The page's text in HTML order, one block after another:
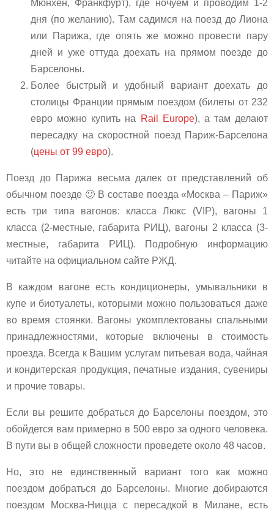
Мюнхен, Франкфурт), где ночуем и проводим 1-2
дня (по желанию). Там садимся на поезд до Лиона
или Парижа, где опять же можно провести пару
дней и уже оттуда доехать на прямом поезде до
Барселоны.
Более быстрый и удобный вариант доехать до
столицы Франции прямым поездом (билеты от 232
евро можно купить на
Rail Europe), а там делают
пересадку на скоростной поезд Париж-Барселона
(цены от 99 евро).
Поезд до Парижа весьма далек от представлений об
обычном поезде 🙂 В составе поезда «Москва – Париж»
есть три типа вагонов: класса Люкс (VIP), вагоны 1
класса (2-местные, габарита РИЦ), вагоны 2 класса (3-
местные, габарита РИЦ). Подробную информацию
читайте на официальном сайте РЖД.
В каждом вагоне есть кондиционеры, умывальники в
купе и биотуалеты, которыми можно пользоваться даже
во время стоянки. Вагоны укомплектованы спальными
принадлежностями, которые включены в стоимость
проезда. Всегда к Вашим услугам питьевая вода, чайная
и кондитерская продукция, печатные издания, сувениры
и прочие товары.
Если вы решите добраться до Барселоны поездом, это
обойдется вам примерно в 500 евро за одного человека.
В пути вы в общей сложности проведете около 48 часов.
Но, это не единственный вариант того как можно
поездом добраться до Барселоны. Многие добираются
поездом Москва-Ницца с пересадкой в Милане, есть